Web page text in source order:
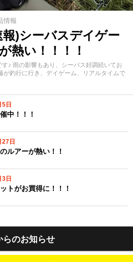
情報
)シーバスデイゲー
熱い！！！！
♪ 雨の影響もあり、シーバス好調続いてお
が釣行に行き、デイゲーム、リアルタイムで
日
中！！！
日
ルアーが熱い！！
日
トがお買得に！！！
らのお知らせ